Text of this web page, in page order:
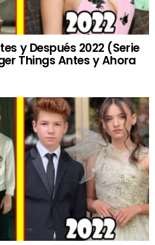
y Después 2022 (Serie
Things Antes y Ahora